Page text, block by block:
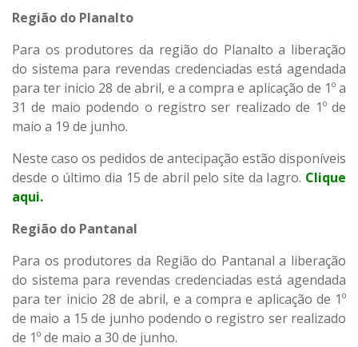
Região do Planalto
Para os produtores da região do Planalto a liberação
do sistema para revendas credenciadas está agendada
para ter inicio 28 de abril, e a compra e aplicação de 1º a
31 de maio podendo o registro ser realizado de 1º de
maio a 19 de junho.
Neste caso os pedidos de antecipação estão disponíveis
desde o último dia 15 de abril pelo site da Iagro. Clique
aqui.
Região do Pantanal
Para os produtores da Região do Pantanal a liberação
do sistema para revendas credenciadas está agendada
para ter inicio 28 de abril, e a compra e aplicação de 1º
de maio a 15 de junho podendo o registro ser realizado
de 1º de maio a 30 de junho.